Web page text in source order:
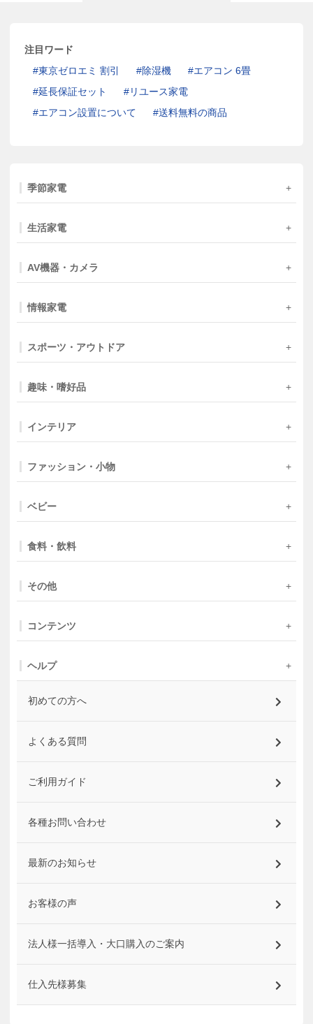
注目ワード
東京ゼロエミ 割引
除湿機
エアコン 6畳
延長保証セット
リユース家電
エアコン設置について
送料無料の商品
季節家電
生活家電
AV機器・カメラ
情報家電
スポーツ・アウトドア
趣味・嗜好品
インテリア
ファッション・小物
ベビー
食料・飲料
その他
コンテンツ
ヘルプ
初めての方へ
よくある質問
ご利用ガイド
各種お問い合わせ
最新のお知らせ
お客様の声
法人様一括導入・大口購入のご案内
仕入先様募集